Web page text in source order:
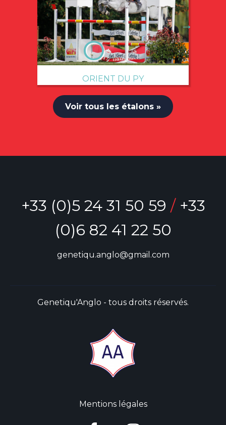
ORIENT DU PY
→
Voir tous les étalons »
+33 (0)5 24 31 50 59 / +33
(0)6 82 41 22 50
genetiqu.anglo@gmail.com
Genetiqu'Anglo - tous droits réservés.
Mentions légales